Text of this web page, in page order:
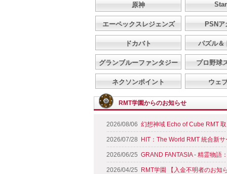
原神
エーペックスレジェンズ PSNア
ドカバト パズル＆
グランブルーファンタジー プロ野球
ネクソンポイント ウェ
RMT学園からのお知らせ
2026/08/06 幻想神域 Echo of Cube RMT
2026/07/28 HIT：The World RMT 統合新
2026/06/25 GRAND FANTASIA - 精霊物語
2026/04/25 RMT学園 【入金不明者のお知